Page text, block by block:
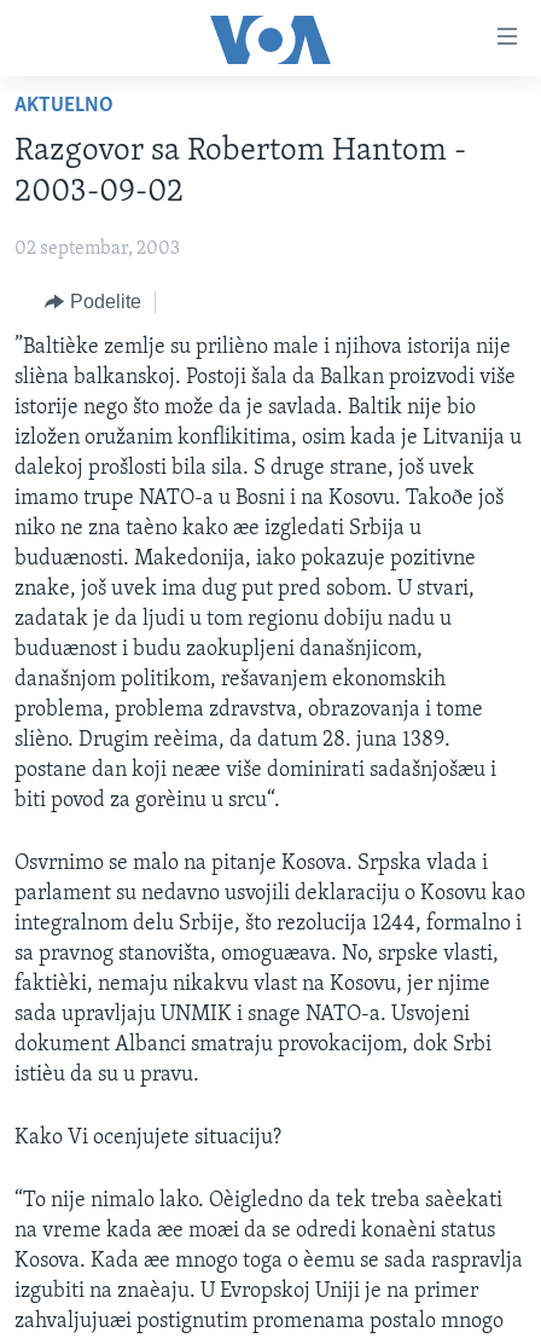
glavni
sadržaj
Idi
na
glavnu
navigaciju
pretragu
RUBRIKE
BALKAN
GLOBALNE TEME
EKONOMIJA
NAUKA I TEHNOLOGIJA
MEDICINA
KULTURA
DRUŠTVO
SPORT
INTERVJU
OTVORENI STUDIO
IZ AMERIKE
PRATITE NAS
Jezici
AKTUELNO
Razgovor sa Robertom Hantom -
2003-09-02
02 septembar, 2003
Podelite
”Baltièke zemlje su prilièno male i njihova istorija nije
slièna balkanskoj. Postoji šala da Balkan proizvodi više
istorije nego što može da je savlada. Baltik nije bio
izložen oružanim konflikitima, osim kada je Litvanija u
dalekoj prošlosti bila sila. S druge strane, još uvek
imamo trupe NATO-a u Bosni i na Kosovu. Takoðe još
niko ne zna taèno kako æe izgledati Srbija u
buduænosti. Makedonija, iako pokazuje pozitivne
znake, još uvek ima dug put pred sobom. U stvari,
zadatak je da ljudi u tom regionu dobiju nadu u
buduænost i budu zaokupljeni današnjicom,
današnjom politikom, rešavanjem ekonomskih
problema, problema zdravstva, obrazovanja i tome
slièno. Drugim reèima, da datum 28. juna 1389.
postane dan koji neæe više dominirati sadašnjošæu i
biti povod za gorèinu u srcu“.
Osvrnimo se malo na pitanje Kosova. Srpska vlada i
parlament su nedavno usvojili deklaraciju o Kosovu kao
integralnom delu Srbije, što rezolucija 1244, formalno i
sa pravnog stanovišta, omoguæava. No, srpske vlasti,
faktièki, nemaju nikakvu vlast na Kosovu, jer njime
sada upravljaju UNMIK i snage NATO-a. Usvojeni
dokument Albanci smatraju provokacijom, dok Srbi
istièu da su u pravu.
Kako Vi ocenjujete situaciju?
“To nije nimalo lako. Oèigledno da tek treba saèekati
na vreme kada æe moæi da se odredi konaèni status
Kosova. Kada æe mnogo toga o èemu se sada raspravlja
izgubiti na znaèaju. U Evropskoj Uniji je na primer
zahvaljujuæi postignutim promenama postalo mnogo